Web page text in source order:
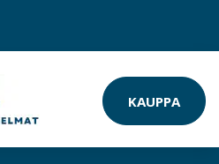
KAUPPA